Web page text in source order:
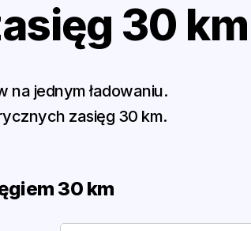
30 km
na jednym ładowaniu.
zasięg 30 km.
30 km